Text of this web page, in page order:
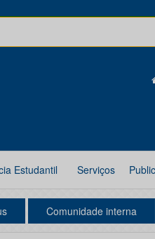
Estudantil Serviços
Comunidade interna